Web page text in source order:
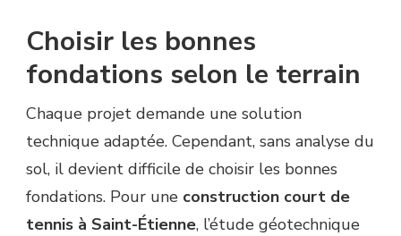
Choisir les bonnes
fondations selon le terrain
Chaque projet demande une solution
technique adaptée. Cependant, sans analyse du
sol, il devient difficile de choisir les bonnes
fondations. Pour une construction court de
tennis à Saint-Étienne, l’étude géotechnique